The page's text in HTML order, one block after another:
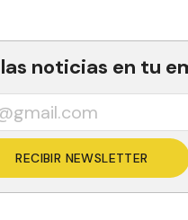
noticias en tu
RECIBIR NEWSLETTER